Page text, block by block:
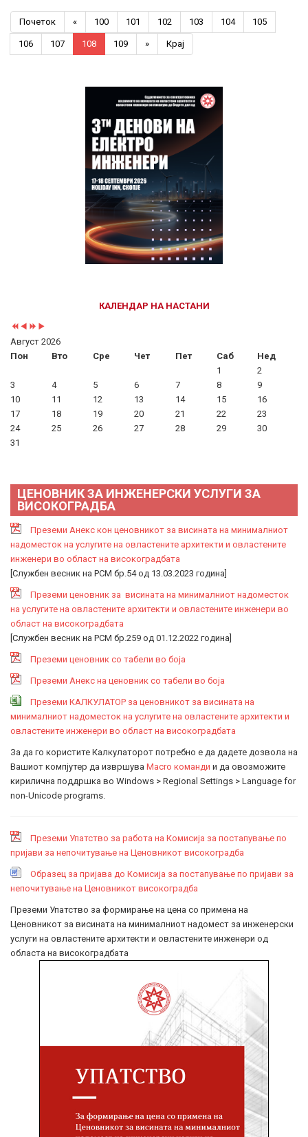
Почеток « 100 101 102 103 104 105
106 107 108 109 » Крај
КАЛЕНДАР НА НАСТАНИ
Август 2026
Пон
Вто Сре Чет Пет Саб
Нед
1
2
3
4 5 6 7 8
9
10
11 12 13 14 15
16
17
18 19 20 21 22
23
24
25 26 27 28 29
30
31
ЦЕНОВНИК ЗА ИНЖЕНЕРСКИ УСЛУГИ ЗА
ВИСОКОГРАДБА
Преземи Анекс кон ценовникот за висината на минималниот
надоместок на услугите на овластените архитекти и овластените
инженери во област на високоградбата
[Службен весник на РСМ бр.54 од 13.03.2023 година]
Преземи ценовник за висината на минималниот надоместок
на услугите на овластените архитекти и овластените инженери во
област на високоградбата
[Службен весник на РСМ бр.259 од 01.12.2022 година]
Преземи ценовник со табели во боја
Преземи Анекс на ценовник со табели во боја
Преземи КАЛКУЛАТОР за ценовникот за висината на
минималниот надоместок на услугите на овластените архитекти и
овластените инженери во област на високоградбата
За да го користите Калкулаторот потребно е да дадете дозвола на
Вашиот компјутер да извршува Macro команди и да овозможите
кирилична поддршка во Windows > Regional Settings > Language for
non-Unicode programs.
Преземи Упатство за работа на Комисија за постапување по
пријави за непочитување на Ценовникот високоградба
Образец за пријава до Комисија за постапување по пријави за
непочитување на Ценовникот високоградба
Преземи Упатство за формирање на цена со примена на
Ценовникот за висината на минималниот надомест за инженерски
услуги на овластените архитекти и овластените инженери од
областа на високоградбата